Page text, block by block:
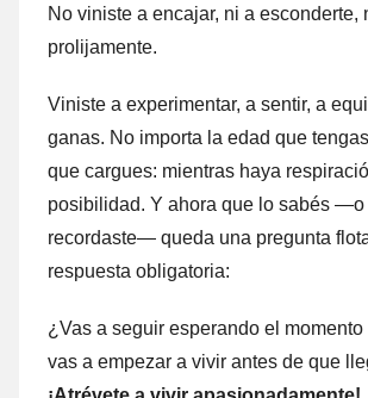
No viniste a encajar, ni a esconderte,
prolijamente.
Viniste a experimentar, a sentir, a
ganas. No importa la edad que
que cargues: mientras haya
posibilidad. Y ahora que lo sabés —o
recordaste— queda una pregunta
respuesta obligatoria:
¿Vas a seguir esperando el
vas a empezar a vivir antes de que